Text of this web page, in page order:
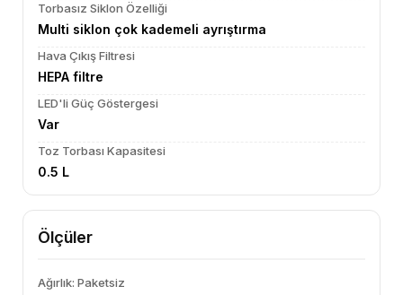
Torbasız Siklon Özelliği
Multi siklon çok kademeli ayrıştırma
Hava Çıkış Filtresi
HEPA filtre
LED'li Güç Göstergesi
Var
Toz Torbası Kapasitesi
0.5 L
Ölçüler
Ağırlık: Paketsiz